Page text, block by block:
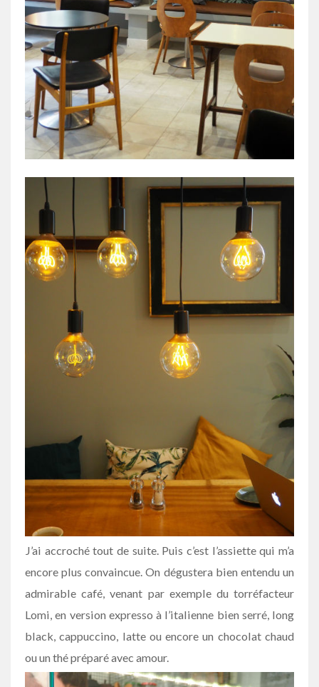
J’ai accroché tout de suite. Puis c’est l’assiette qui m’a
encore plus convaincue. On dégustera bien entendu un
admirable café, venant par exemple du torréfacteur
Lomi, en version expresso à l’italienne bien serré, long
black, cappuccino, latte ou encore un chocolat chaud
ou un thé préparé avec amour.